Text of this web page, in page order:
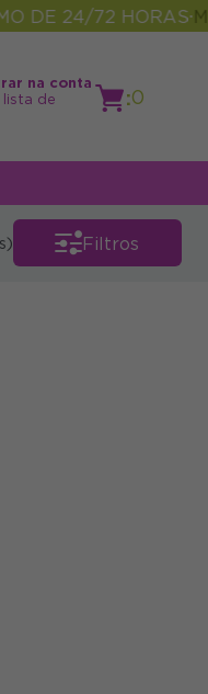
DE 24/72 HORAS•
na conta
de
:0
Filtros